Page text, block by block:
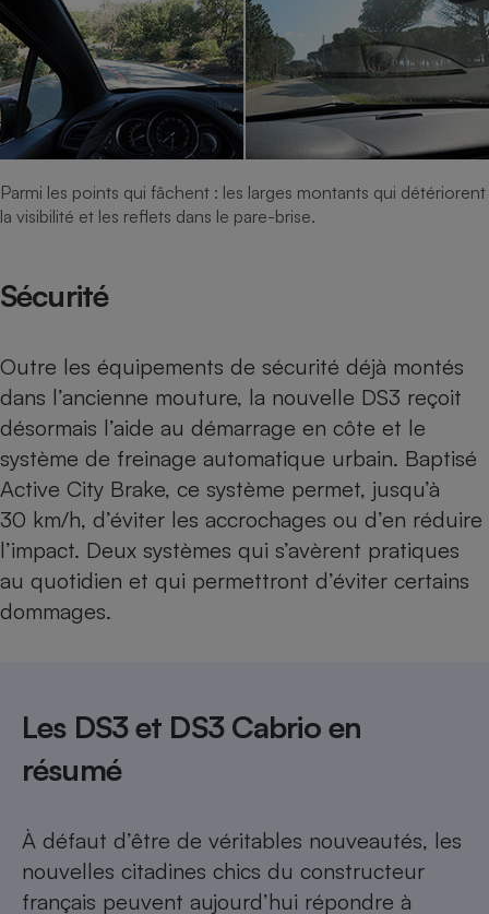
Parmi les points qui fâchent : les larges montants qui détériorent
la visibilité et les reflets dans le pare-brise.
Sécurité
Outre les équipements de sécurité déjà montés
dans l’ancienne mouture, la nouvelle DS3 reçoit
désormais l’aide au démarrage en côte et le
système de freinage automatique urbain. Baptisé
Active City Brake, ce système permet, jusqu’à
30 km/h, d’éviter les accrochages ou d’en réduire
l’impact. Deux systèmes qui s’avèrent pratiques
au quotidien et qui permettront d’éviter certains
dommages.
Les DS3 et DS3 Cabrio en
résumé
À défaut d’être de véritables nouveautés, les
nouvelles citadines chics du constructeur
français peuvent aujourd’hui répondre à